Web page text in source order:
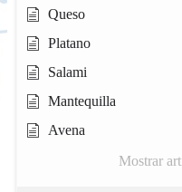
Queso
Platano
Salami
Mantequilla
Avena
Mostrar